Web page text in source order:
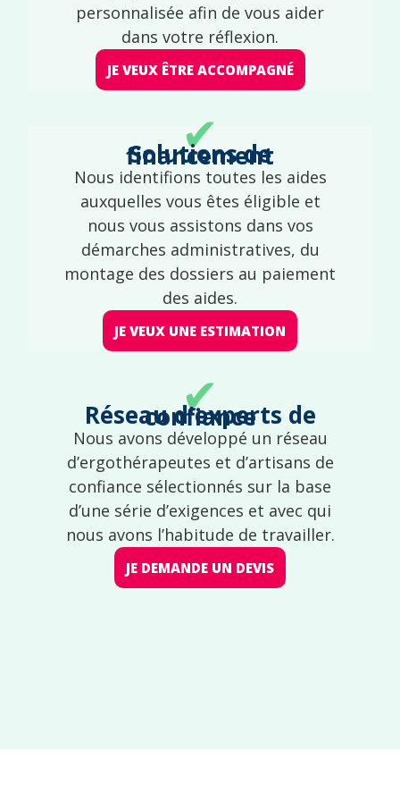
personnalisée afin de vous aider
dans votre réflexion.
JE VEUX ÊTRE ACCOMPAGNÉ
✔
Solutions de financement
Nous identifions toutes les aides
auxquelles vous êtes éligible et
nous vous assistons dans vos
démarches administratives, du
montage des dossiers au paiement
des aides.
JE VEUX UNE ESTIMATION
✔
Réseau d'experts de confiance
Nous avons développé un réseau
d’ergothérapeutes et d’artisans de
confiance sélectionnés sur la base
d’une série d’exigences et avec qui
nous avons l’habitude de travailler.
JE DEMANDE UN DEVIS